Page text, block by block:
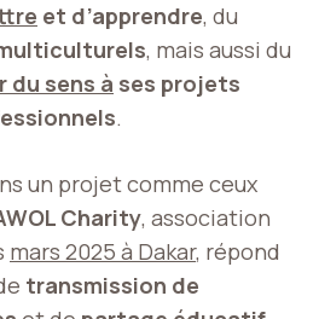
et d’apprendre, du
, mais aussi du
du sens à ses projets
.
un projet comme ceux
Charity, association
mars 2025 à Dakar, répond
transmission de